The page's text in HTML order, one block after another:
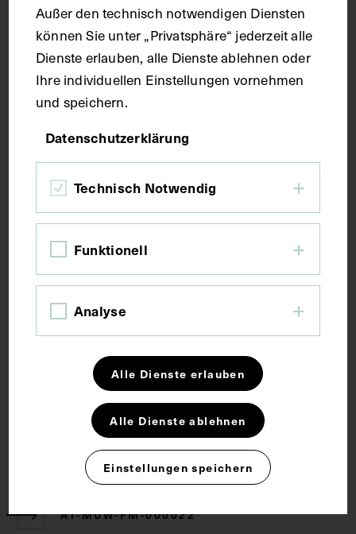
Seitenblatt 38 x 26,6 cm
Kurzbeschreibung
Der Text ist die ergänzende Beschreibung in
italienischer Sprache zum anatomischen
Wachsmodell der Kaumuskulatur.
Schlagwörter
Anatomie Lehrmittel Musculus masseter
Zugehörige Objekte
AT-MUW-FM-000022
Außer den technisch notwendigen Diensten
können Sie unter „Privatsphäre“ jederzeit alle
Dienste erlauben, alle Dienste ablehnen oder
Ihre individuellen Einstellungen vornehmen
und speichern.
Datenschutzerklärung
Technisch Notwendig
Funktionell
Analyse
Alle Dienste erlauben
Alle Dienste ablehnen
Einstellungen speichern